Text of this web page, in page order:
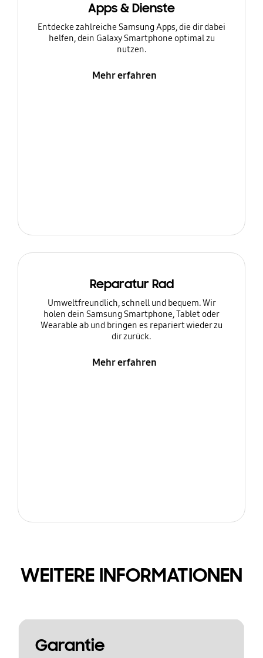
Apps & Dienste
Entdecke zahlreiche Samsung Apps, die dir dabei
helfen, dein Galaxy Smartphone optimal zu
nutzen.
Mehr erfahren
Reparatur Rad
Umweltfreundlich, schnell und bequem. Wir
holen dein Samsung Smartphone, Tablet oder
Wearable ab und bringen es repariert wieder zu
dir zurück.
Mehr erfahren
WEITERE INFORMATIONEN
Garantie